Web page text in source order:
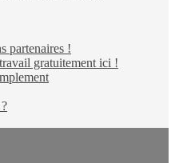
partenaires !
gratuitement ici !